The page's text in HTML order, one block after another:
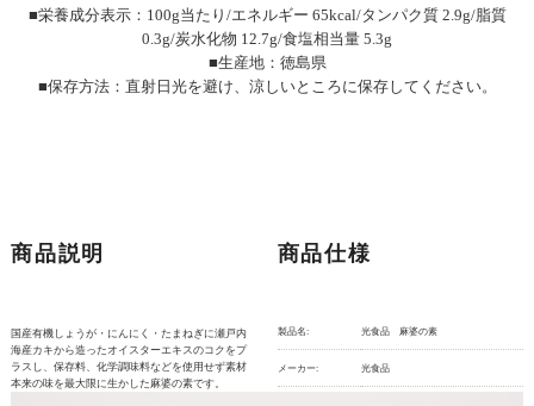
■栄養成分表示：100g当たり/エネルギー 65kcal/タンパク質 2.9g/脂質
0.3g/炭水化物 12.7g/食塩相当量 5.3g
■生産地：徳島県
■保存方法：直射日光を避け、涼しいところに保存してください。
商品説明
国産有機しょうが・にんにく・たまねぎに瀬戸内
海産カキから造ったオイスターエキスのコクをプ
ラスし、保存料、化学調味料などを使用せず素材
本来の味を最大限に生かした麻婆の素です。
商品仕様
製品名: 光食品 麻婆の素
メーカー: 光食品